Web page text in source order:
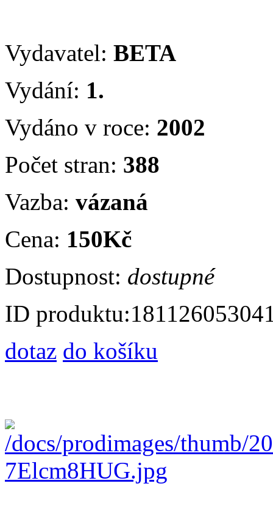
Vydavatel: BETA
Vydání: 1.
Vydáno v roce: 2002
Počet stran: 388
Vazba: vázaná
Cena: 150Kč
Dostupnost: dostupné
ID produktu:
dotaz do košíku